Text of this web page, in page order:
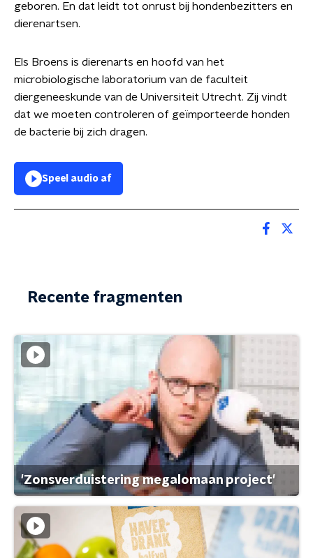
geboren. En dat leidt tot onrust bij hondenbezitters en
dierenartsen.
Els Broens is dierenarts en hoofd van het
microbiologische laboratorium van de faculteit
diergeneeskunde van de Universiteit Utrecht. Zij vindt
dat we moeten controleren of geïmporteerde honden
de bacterie bij zich dragen.
Speel audio af
Recente fragmenten
'Zonsverduistering megalomaan project'